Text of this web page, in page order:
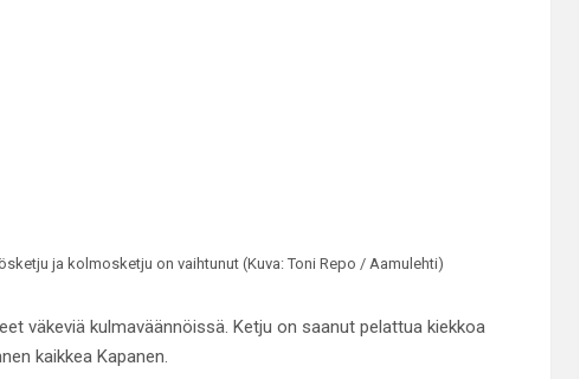
ja kolmosketju on vaihtunut (Kuva: Toni Repo / Aamulehti)
väkeviä kulmaväännöissä. Ketju on saanut pelattua kiekkoa
kaikkea Kapanen.